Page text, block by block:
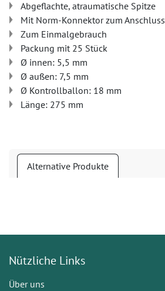
Abgeflachte, atraumatische Spitze
Mit Norm-Konnektor zum
Zum Einmalgebrauch
Packung mit 25 Stück
Ø innen: 5,5 mm
Ø außen: 7,5 mm
Ø Kontrollballon: 18 mm
Länge: 275 mm
Alternative Produkte
Nützliche Links
Über uns